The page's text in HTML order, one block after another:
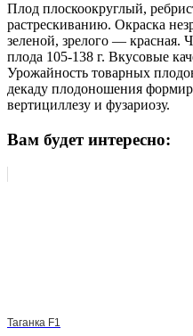
Плод плоскоокруглый,
растрескиванию. Окраска
зеленой, зрелого — красная.
плода 105-138 г. Вкусовые
Урожайность товарных
декаду плодоношения
вертициллезу и фузариозу.
Вам будет интересно:
Таганка F1